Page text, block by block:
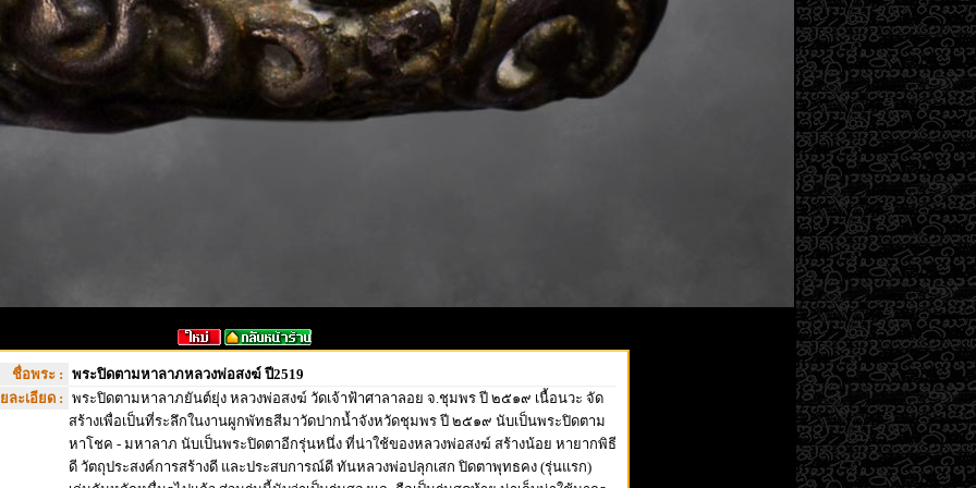
ชื่อพระ : พระปิดตามหาลาภหลวงพ่อสงฆ์ ปี2519
ละเอียด : พระปิดตามหาลาภยันต์ยุ่ง หลวงพ่อสงฆ์ วัดเจ้าฟ้าศาลาลอย จ.ชุมพร ปี ๒๕๑๙ เนื้อนวะ จัด
สร้างเพื่อเป็นที่ระลึกในงานผูกพัทธสีมาวัดปากน้ำจังหวัดชุมพร ปี ๒๕๑๙ นับเป็นพระปิดตาม
หาโชค - มหาลาภ นับเป็นพระปิดตาอีกรุ่นหนึ่ง ที่น่าใช้ของหลวงพ่อสงฆ์ สร้างน้อย หายากพิธี
ดี วัตถุประสงค์การสร้างดี และประสบการณ์ดี ทันหลวงพ่อปลุกเสก ปิดตาพุทธคง (รุ่นแรก)